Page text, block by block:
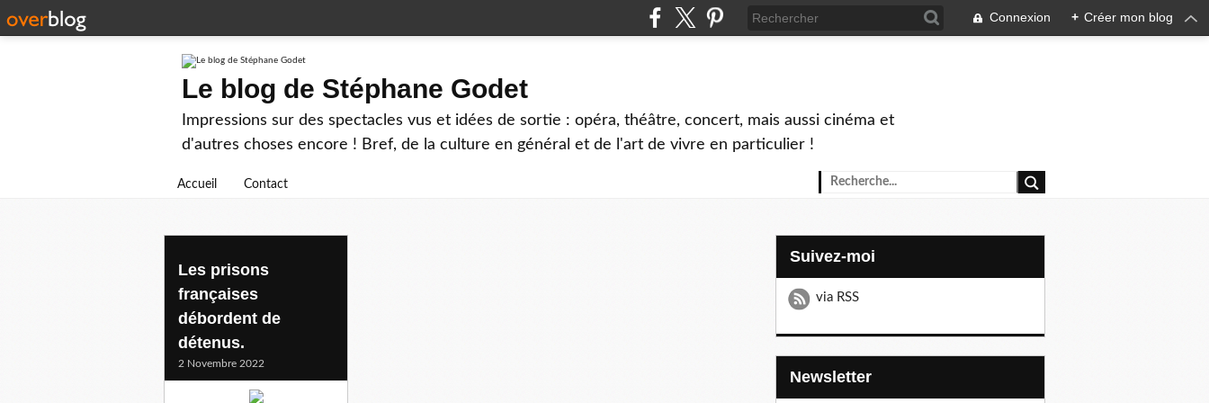
Connexion + Créer mon blog
Le blog de Stéphane Godet
Impressions sur des spectacles vus et idées de sortie : opéra, théâtre, concert, mais aussi cinéma et
d'autres choses encore ! Bref, de la culture en général et de l'art de vivre en particulier !
Accueil Contact
dominique potier
Les prisons
françaises
débordent de
détenus.
2 Novembre 2022
Suivez-moi
via RSS
Newsletter